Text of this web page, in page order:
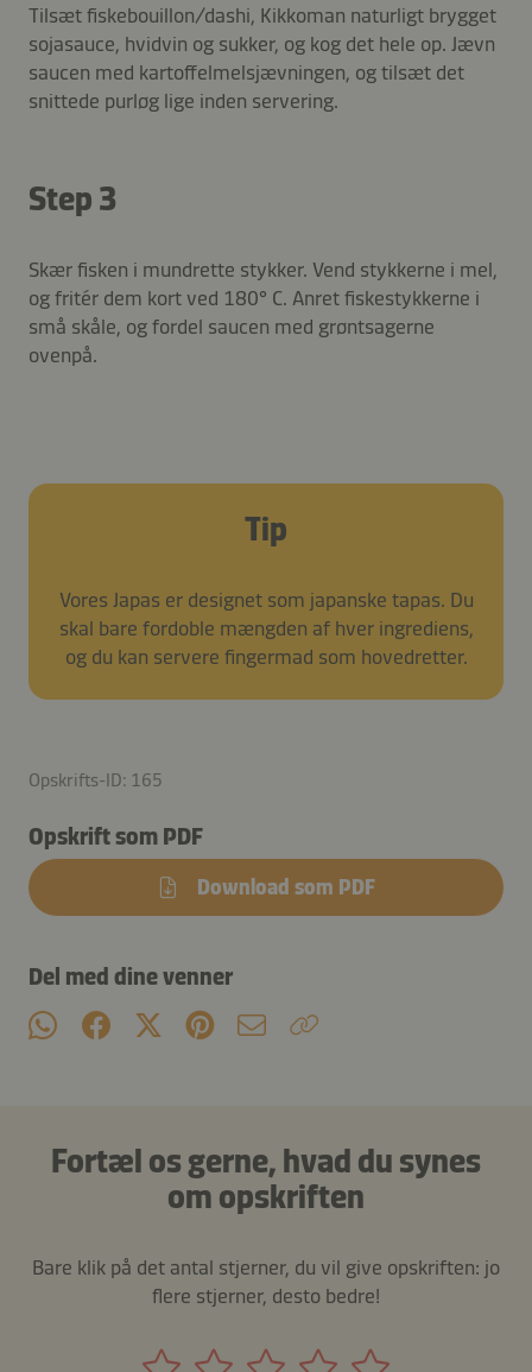
Tilsæt fiskebouillon/dashi, Kikkoman naturligt brygget
sojasauce, hvidvin og sukker, og kog det hele op. Jævn
saucen med kartoffelmelsjævningen, og tilsæt det
snittede purløg lige inden servering.
Step 3
Skær fisken i mundrette stykker. Vend stykkerne i mel,
og fritér dem kort ved 180° C. Anret fiskestykkerne i
små skåle, og fordel saucen med grøntsagerne
ovenpå.
Tip
Vores Japas er designet som japanske tapas. Du
skal bare fordoble mængden af hver ingrediens,
og du kan servere fingermad som hovedretter.
Opskrifts-ID: 165
Opskrift som PDF
Download som PDF
Del med dine venner
Fortæl os gerne, hvad du synes
om opskriften
Bare klik på det antal stjerner, du vil give opskriften: jo
flere stjerner, desto bedre!